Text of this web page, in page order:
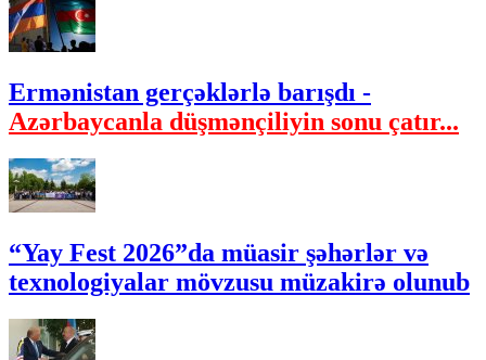
Ermənistan gerçəklərlə barışdı -
Azərbaycanla düşmənçiliyin sonu çatır...
“Yay Fest 2026”da müasir şəhərlər və
texnologiyalar mövzusu müzakirə olunub